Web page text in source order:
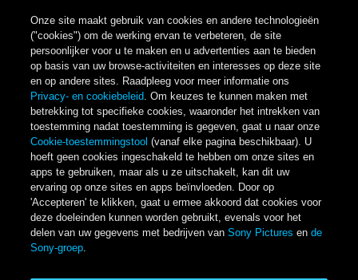
Onze site maakt gebruik van cookies en andere technologieën
("cookies") om de werking ervan te verbeteren, de site
persoonlijker voor u te maken en u advertenties aan te bieden
op basis van uw browse-activiteiten en interesses op deze site
en op andere sites. Raadpleeg voor meer informatie ons
Privacy- en cookiebeleid. Om keuzes te kunnen maken met
betrekking tot specifieke cookies, waaronder het intrekken van
toestemming nadat toestemming is gegeven, gaat u naar onze
Cookie-toestemmingstool (vanaf elke pagina beschikbaar). U
hoeft geen cookies ingeschakeld te hebben om onze sites en
apps te gebruiken, maar als u ze uitschakelt, kan dit uw
ervaring op onze sites en apps beïnvloeden. Door op
'Accepteren' te klikken, gaat u ermee akkoord dat cookies voor
deze doeleinden kunnen worden gebruikt, evenals voor het
delen van uw gegevens met bedrijven vanSony Pictures ende
Sony-groep.